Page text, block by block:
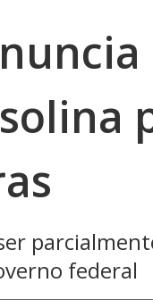
federal